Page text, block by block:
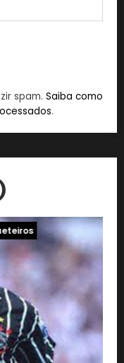
spam. Saiba como
.
Corinthians